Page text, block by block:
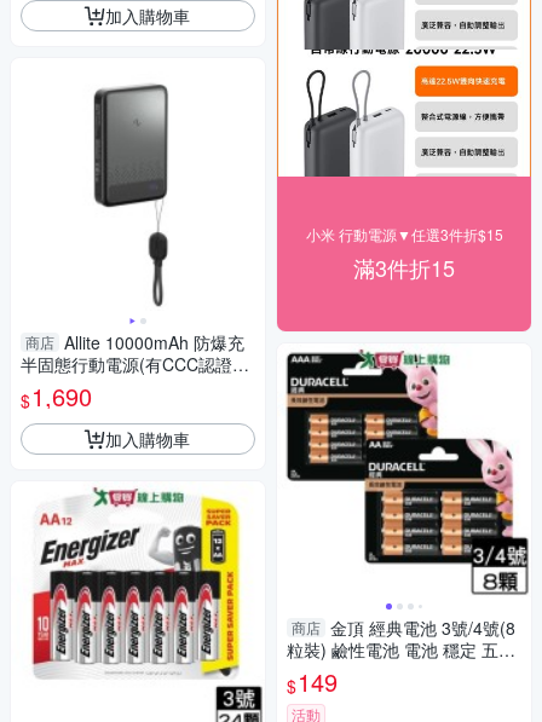
加入購物車
商店 Allite 10000mAh 防爆充
半固態行動電源(有CCC認證&
Wh標示，可上飛機)
$1,690
加入購物車
小米 行動電源▼任選3件折$15
滿3件折15
商店 金頂 經典電池 3號/4號(8
粒裝) 鹼性電池 電池 穩定 五金
【愛買】
$149
活動